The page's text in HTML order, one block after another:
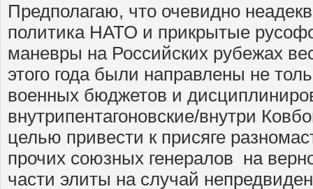
Предполагаю, что очевидно
политика НАТО и прикрытые
маневры на Российских рубежах
этого года были направлены не
военных бюджетов и
внутрипентагоновские/внутри
целью привести к присяге
прочих союзных генералов на
части элиты на случай